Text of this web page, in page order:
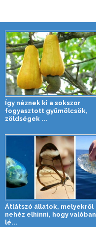
Így néznek ki a sokszor
fogyasztott gyümölcsök,
zöldségek ...
Átlátszó állatok, melyekről
nehéz elhinni, hogy valóban
lé...